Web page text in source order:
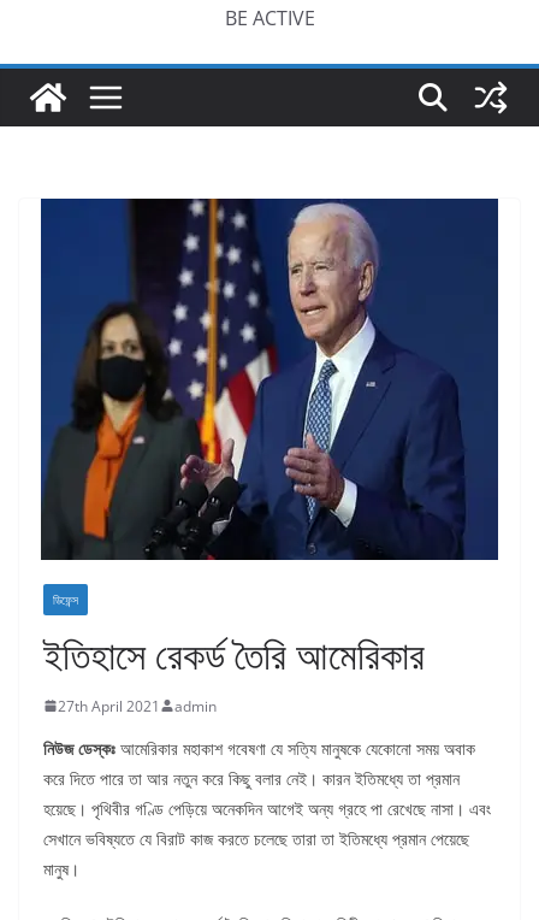
BE ACTIVE
ডিফেন্স
ইতিহাসে রেকর্ড তৈরি আমেরিকার
27th April 2021 admin
নিউজ ডেস্কঃ আমেরিকার মহাকাশ গবেষণা যে সত্যি মানুষকে যেকোনো সময় অবাক
করে দিতে পারে তা আর নতুন করে কিছু বলার নেই। কারন ইতিমধ্যে তা প্রমান
হয়েছে। পৃথিবীর গণ্ডি পেড়িয়ে অনেকদিন আগেই অন্য গ্রহে পা রেখেছে নাসা। এবং
সেখানে ভবিষ্যতে যে বিরাট কাজ করতে চলেছে তারা তা ইতিমধ্যে প্রমান পেয়েছে
মানুষ।